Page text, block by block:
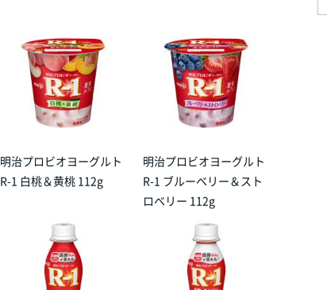
明治プロビオヨーグルト
R-1 白桃＆黄桃 112g
明治プロビオヨーグルト
R-1 ブルーベリー＆スト
ロベリー 112g